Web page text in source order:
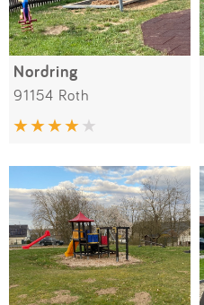
Nordring
91154 Roth